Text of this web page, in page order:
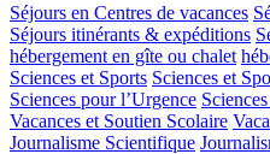
Séjours en Centres de vacances
Séjours itinérants & expéditions
hébergement en gîte ou chalet
Sciences et Sports Sciences et
Sciences pour l’Urgence
Vacances et Soutien Scolaire
Journalisme Scientifique